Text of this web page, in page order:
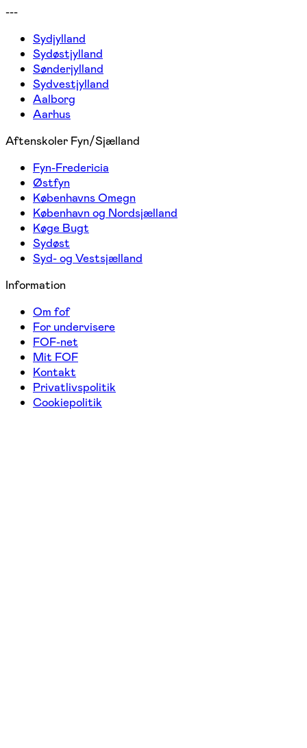
---
Sydjylland
Sydøstjylland
Sønderjylland
Sydvestjylland
Aalborg
Aarhus
Aftenskoler Fyn/Sjælland
Fyn-Fredericia
Østfyn
Københavns Omegn
København og Nordsjælland
Køge Bugt
Sydøst
Syd- og Vestsjælland
Information
Om fof
For undervisere
FOF-net
Mit FOF
Kontakt
Privatlivspolitik
Cookiepolitik